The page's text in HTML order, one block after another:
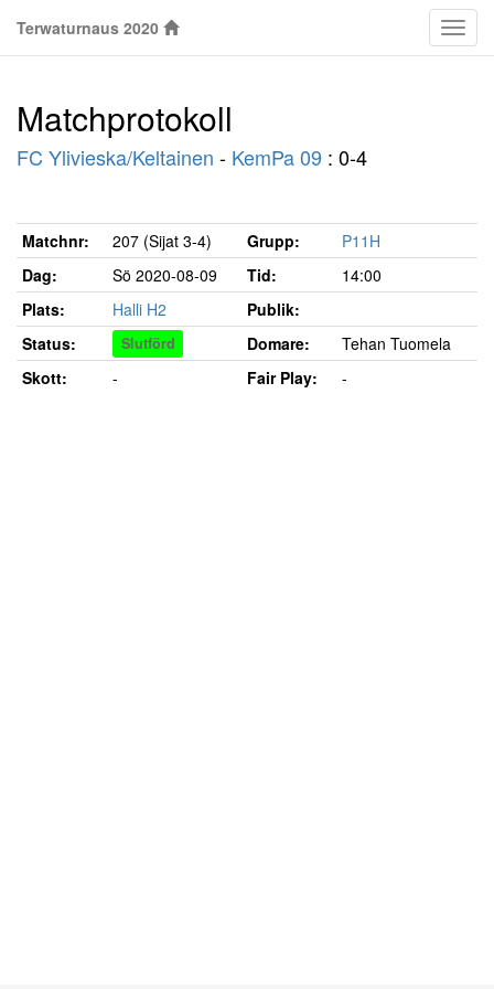
Terwaturnaus 2020
Matchprotokoll
FC Ylivieska/Keltainen - KemPa 09 : 0-4
Matchnr: 207 (Sijat 3-4) Grupp:
P11H
Dag:
Sö 2020-08-09 Tid:
14:00
Plats:
Halli H2
Publik:
Status:
Slutförd Domare:
Tehan Tuomela
Skott:
- Fair Play: -